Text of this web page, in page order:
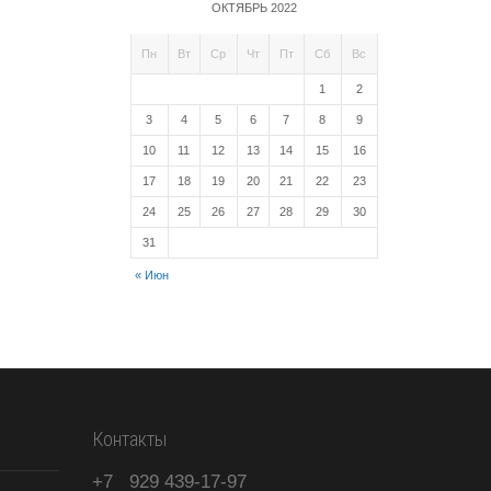
ОКТЯБРЬ 2022
Пн Вт Ср Чт Пт Сб Вс
« Июн
1 2
3 4 5 6 7 8 9
10 11 12 13 14 15 16
17 18 19 20 21 22 23
24 25 26 27 28 29 30
31
Контакты
+7 929439-17-97